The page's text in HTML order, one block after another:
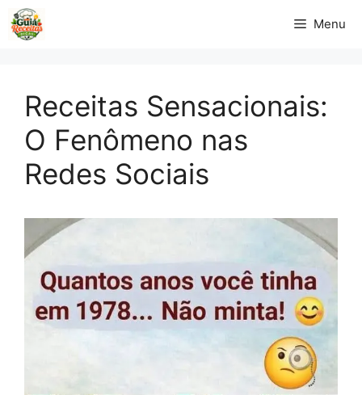
Pular
para
Menu
Receitas Sensacionais:
O Fenômeno nas
Redes Sociais